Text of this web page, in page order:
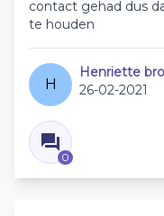
contact gehad dus
te houden
H
Henriette
26-02-2021
0